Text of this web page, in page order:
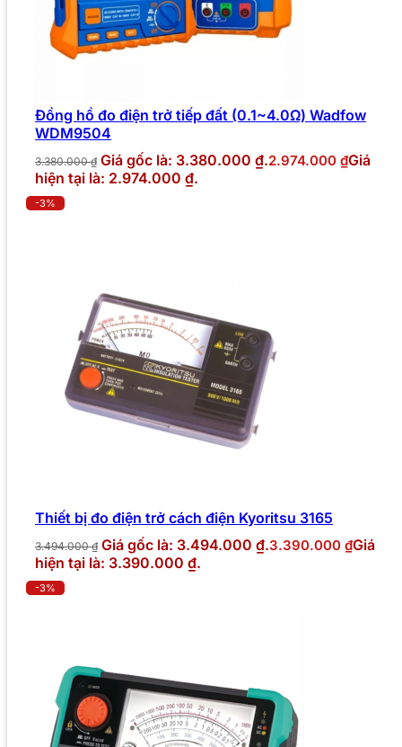
Đồng hồ đo điện trở tiếp đất (0.1~4.0Ω) Wadfow
WDM9504
3.380.000₫ Giá gốc là: 3.380.000 ₫.2.974.000 ₫Giá
hiện tại là: 2.974.000 ₫.
-3%
Thiết bị đo điện trở cách điện Kyoritsu 3165
3.494.000₫ Giá gốc là: 3.494.000 ₫.3.390.000 ₫Giá
hiện tại là: 3.390.000 ₫.
-3%